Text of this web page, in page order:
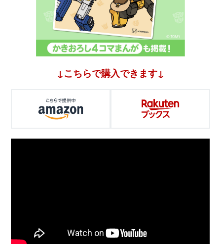
↓こちらで購入できます↓